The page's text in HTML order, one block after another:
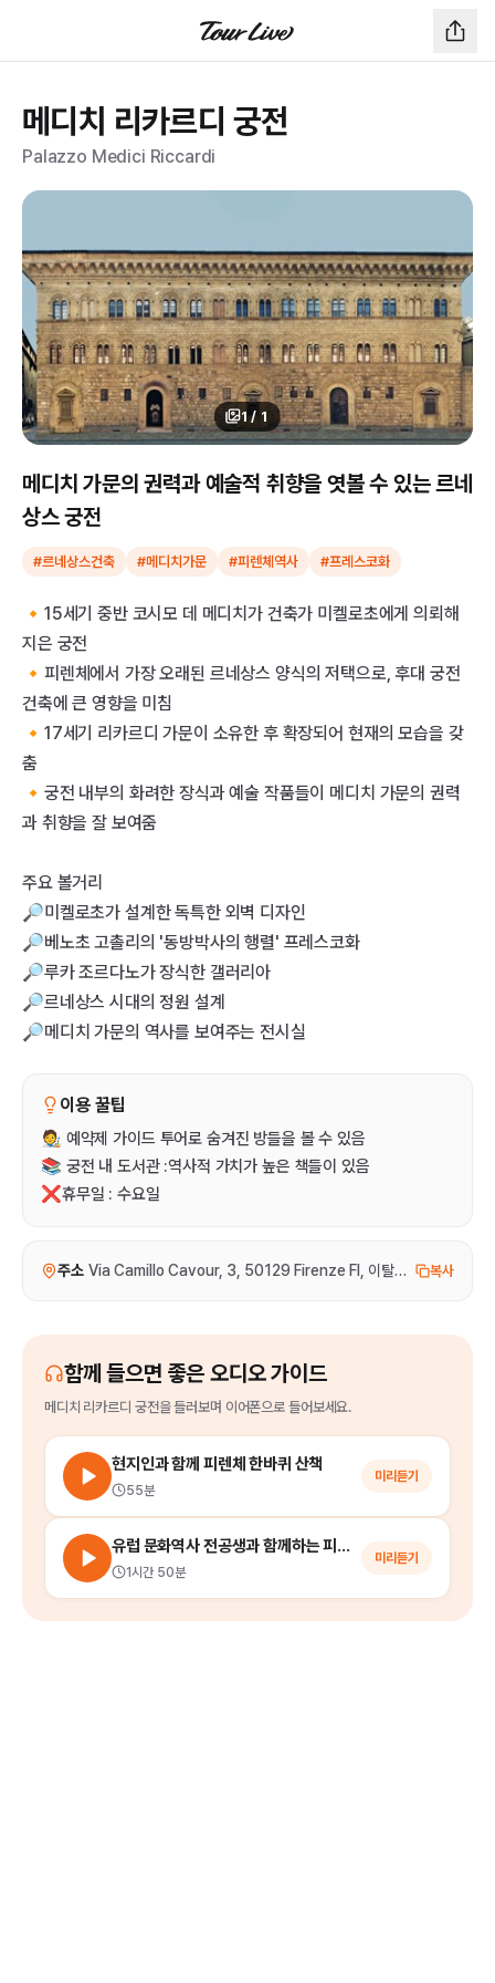
메디치 리카르디 궁전
Palazzo Medici Riccardi
1/ 1
메디치 가문의 권력과 예술적 취향을 엿볼 수 있는 르네
상스 궁전
#르네상스건축 #메디치가문 #피렌체역사 #프레스코화
🔸15세기 중반 코시모 데 메디치가 건축가 미켈로초에게 의뢰해
지은 궁전
🔸피렌체에서 가장 오래된 르네상스 양식의 저택으로, 후대 궁전
건축에 큰 영향을 미침
🔸17세기 리카르디 가문이 소유한 후 확장되어 현재의 모습을 갖
춤
🔸궁전 내부의 화려한 장식과 예술 작품들이 메디치 가문의 권력
과 취향을 잘 보여줌
주요 볼거리
🔎미켈로초가 설계한 독특한 외벽 디자인
🔎베노초 고촐리의 '동방박사의 행렬' 프레스코화
🔎루카 조르다노가 장식한 갤러리아
🔎르네상스 시대의 정원 설계
🔎메디치 가문의 역사를 보여주는 전시실
이용 꿀팁
🧑‍🎨 예약제 가이드 투어로 숨겨진 방들을 볼 수 있음
📚 궁전 내 도서관 :역사적 가치가 높은 책들이 있음
❌휴무일 : 수요일
주소 Via Camillo Cavour, 3, 50129 Firenze FI, 이탈리아 복사
함께 들으면 좋은 오디오 가이드
메디치 리카르디 궁전을들러보며 이어폰으로 들어보세요.
현지인과 함께 피렌체 한바퀴 산책
55분
미리듣기
유럽 문화역사 전공생과 함께하는 피렌체 시내 투어
1시간 50분
미리듣기